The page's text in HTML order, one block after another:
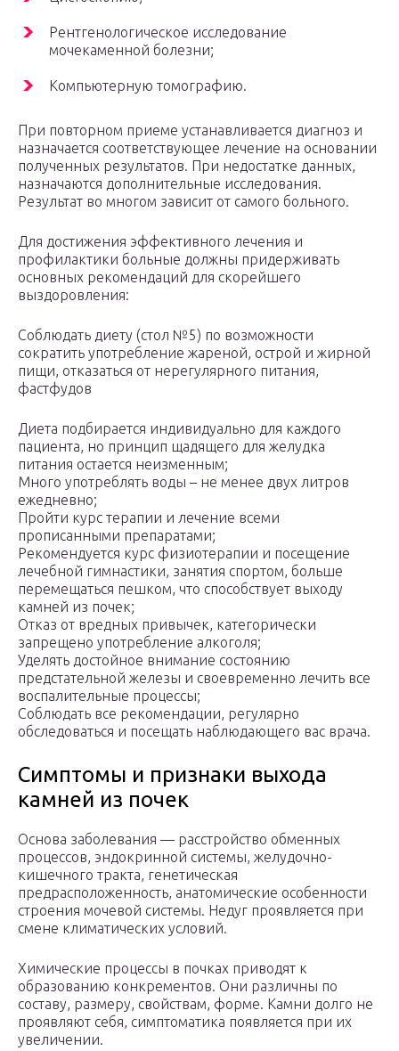
Рентгенологическое исследование
мочекаменной болезни;
Компьютерную томографию.
При повторном приеме устанавливается диагноз и
назначается соответствующее лечение на основании
полученных результатов. При недостатке данных,
назначаются дополнительные исследования.
Результат во многом зависит от самого больного.
Для достижения эффективного лечения и
профилактики больные должны придерживать
основных рекомендаций для скорейшего
выздоровления:
Соблюдать диету (стол №5) по возможности
сократить употребление жареной, острой и жирной
пищи, отказаться от нерегулярного питания,
фастфудов
Диета подбирается индивидуально для каждого
пациента, но принцип щадящего для желудка
питания остается неизменным;
Много употреблять воды – не менее двух литров
ежедневно;
Пройти курс терапии и лечение всеми
прописанными препаратами;
Рекомендуется курс физиотерапии и посещение
лечебной гимнастики, занятия спортом, больше
перемещаться пешком, что способствует выходу
камней из почек;
Отказ от вредных привычек, категорически
запрещено употребление алкоголя;
Уделять достойное внимание состоянию
предстательной железы и своевременно лечить все
воспалительные процессы;
Соблюдать все рекомендации, регулярно
обследоваться и посещать наблюдающего вас врача.
Симптомы и признаки выхода
камней из почек
Основа заболевания — расстройство обменных
процессов, эндокринной системы, желудочно-
кишечного тракта, генетическая
предрасположенность, анатомические особенности
строения мочевой системы. Недуг проявляется при
смене климатических условий.
Химические процессы в почках приводят к
образованию конкрементов. Они различны по
составу, размеру, свойствам, форме. Камни долго не
проявляют себя, симптоматика появляется при их
увеличении.